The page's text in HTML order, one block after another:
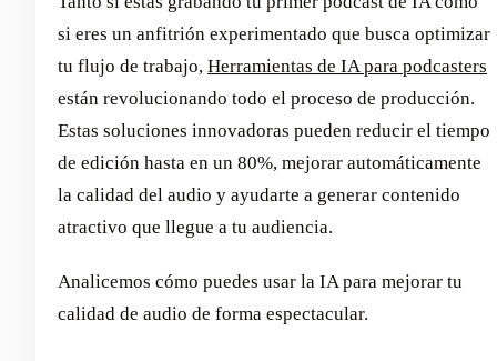
si eres un anfitrión experimentado que busca optimizar
tu flujo de trabajo, Herramientas de IA para podcasters
están revolucionando todo el proceso de producción.
Estas soluciones innovadoras pueden reducir el tiempo
de edición hasta en un 80%, mejorar automáticamente
la calidad del audio y ayudarte a generar contenido
atractivo que llegue a tu audiencia.
Analicemos cómo puedes usar la IA para mejorar tu
calidad de audio de forma espectacular.